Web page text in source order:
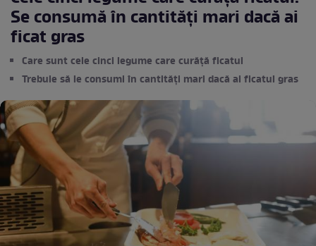
Se consumă în cantități mari dacă ai
ficat gras
Care sunt cele cinci legume care curăță ficatul
Trebuie să le consumi în cantități mari dacă ai ficatul gras